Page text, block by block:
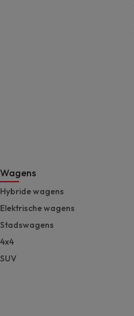
Wagens
Hybride wagens
Elektrische wagens
Stadswagens
4x4
SUV